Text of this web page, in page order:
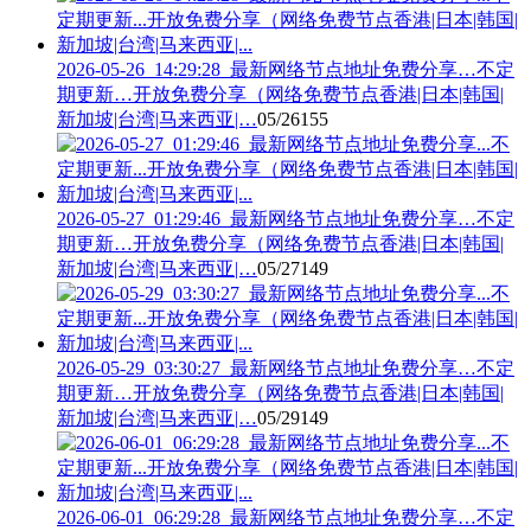
2026-05-26_14:29:28_最新网络节点地址免费分享…不定
期更新…开放免费分享（网络免费节点香港|日本|韩国|
新加坡|台湾|马来西亚|…05/26155
2026-05-27_01:29:46_最新网络节点地址免费分享…不定
期更新…开放免费分享（网络免费节点香港|日本|韩国|
新加坡|台湾|马来西亚|…05/27149
2026-05-29_03:30:27_最新网络节点地址免费分享…不定
期更新…开放免费分享（网络免费节点香港|日本|韩国|
新加坡|台湾|马来西亚|…05/29149
2026-06-01_06:29:28_最新网络节点地址免费分享…不定